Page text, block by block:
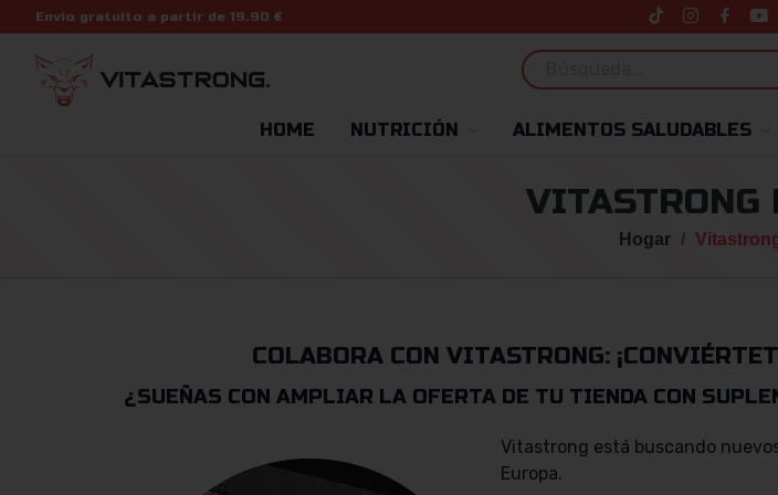
Envío gratuito a partir de 19.90 €
HOME NUTRICIÓN ALIMENTOS SALUDABLES
VITASTRONG
Hogar
COLABORA CON VITASTRONG:
¿SUEÑAS CON AMPLIAR LA OFERTA DE TU TIENDA CON
Vitastrong está buscando
Europa.